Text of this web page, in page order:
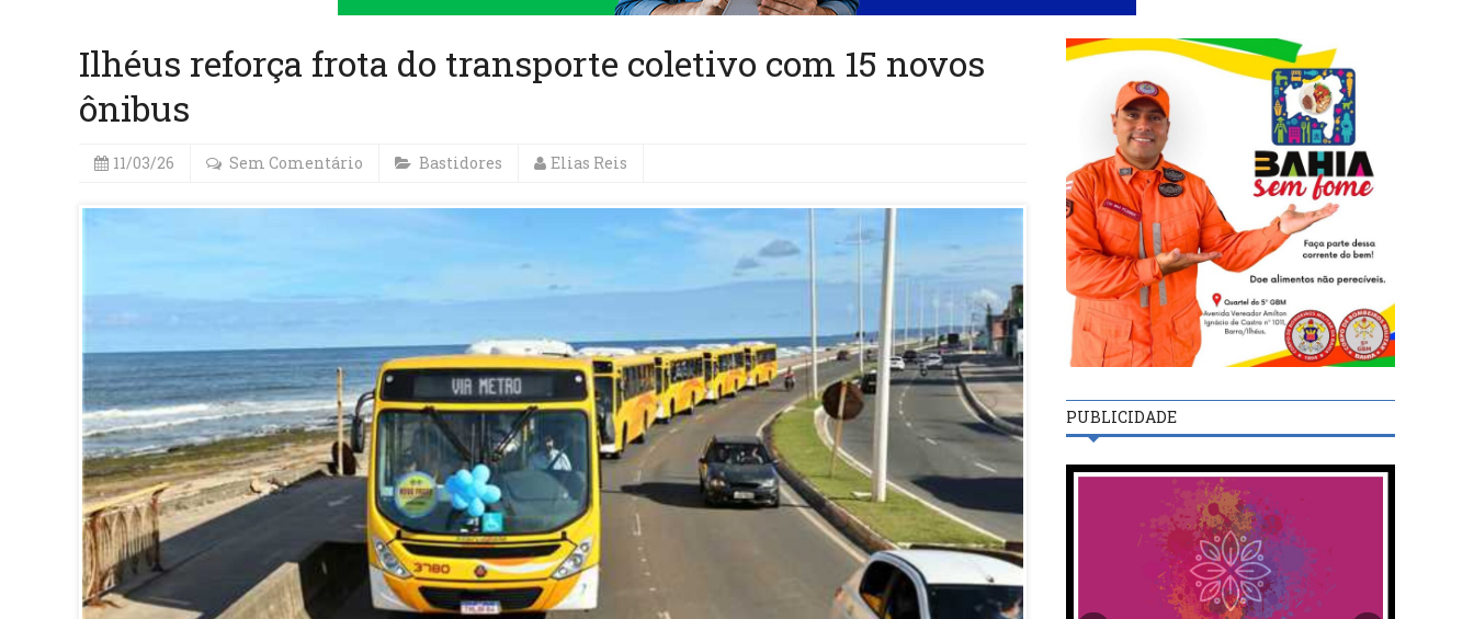
Ilhéus reforça frota do transporte coletivo com 15 novos
ônibus
11/03/26 Sem Comentário Bastidores Elias Reis
PUBLICIDADE